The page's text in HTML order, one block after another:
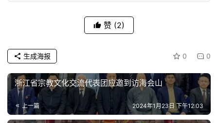
赞 (2)
0 0
生成海报
浙江省宗教文化交流代表团应邀到访海会山
上一篇 2024年1月23日 下午12:03